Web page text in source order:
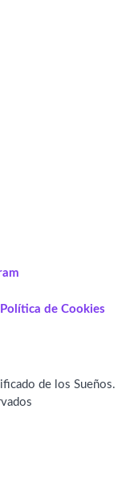
Política de Cookies
de los Sueños.